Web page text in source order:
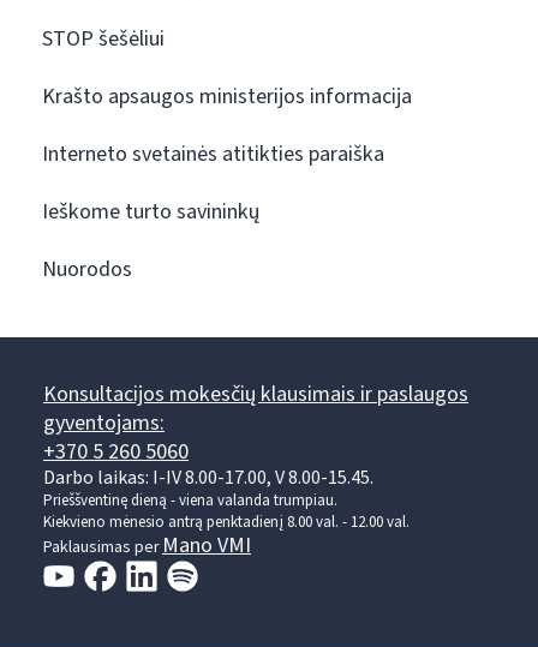
STOP šešėliui
Krašto apsaugos ministerijos informacija
Interneto svetainės atitikties paraiška
Ieškome turto savininkų
Nuorodos
Konsultacijos mokesčių klausimais ir paslaugos
gyventojams:
+370 5 260 5060
Darbo laikas: I-IV 8.00-17.00, V 8.00-15.45.
Prieššventinę dieną - viena valanda trumpiau.
Kiekvieno mėnesio antrą penktadienį 8.00 val. - 12.00 val.
Paklausimas per Mano VMI